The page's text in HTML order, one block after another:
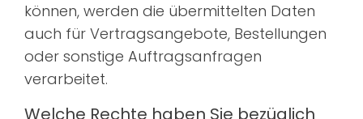
können, werden die übermittelten Daten
auch für Vertragsangebote, Bestellungen
oder sonstige Auftragsanfragen
verarbeitet.
Welche Rechte haben Sie bezüglich